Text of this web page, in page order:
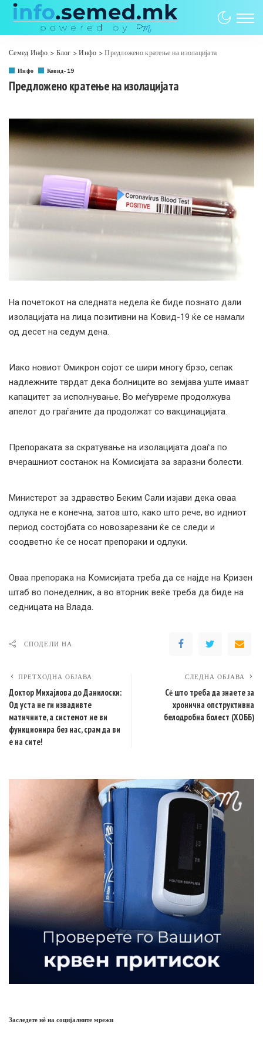
Семед Инфо > Блог >Инфо >Предложено кратење на изолацијата
Инфо Ковид-19
Предложено кратење на изолацијата
На почетокот на следната недела ќе биде познато дали
изолацијата на лица позитивни на Ковид-19 ќе се намали
од десет на седум дена.
Иако новиот Омикрон сојот се шири многу брзо, сепак
надлежните тврдат дека болниците во земјава уште имаат
капацитет за исполнување. Во меѓувреме продолжува
апелот до граѓаните да продолжат со вакцинацијата.
Препораката за скратување на изолацијата доаѓа по
вчерашниот состанок на Комисијата за заразни болести.
Министерот за здравство Беким Сали изјави дека оваа
одлука не е конечна, затоа што, како што рече, во идниот
период состојбата со новозарезани ќе се следи и
соодветно ќе се носат препораки и одлуки.
Оваа препорака на Комисијата треба да се најде на Кризен
штаб во понеделник, а во вторник веќе треба да биде на
седницата на Влада.
СПОДЕЛИ НА
ПРЕТХОДНА ОБЈАВА
Доктор Михајлова до Данилоски:
Од уста не ги извадивте
матичните, а системот не ви
функционира без нас, срам да ви
е на сите!
СЛЕДНА ОБЈАВА
Сѐ што треба да знаете за
хронична опструктивна
белодробна болест (ХОББ)
Заследете нѐ на социјалните мрежи